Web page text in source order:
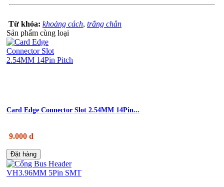
Từ khóa: khoảng cách, trắng chân
Sản phẩm cùng loại
Card Edge Connector Slot 2.54MM 14Pin...
9.000 đ
Đặt hàng